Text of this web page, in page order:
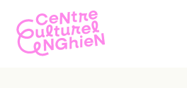
Se rendre au contenu